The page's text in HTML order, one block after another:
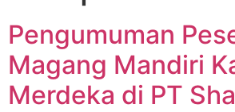
Pengumuman
Magang Mandiri
Merdeka di PT